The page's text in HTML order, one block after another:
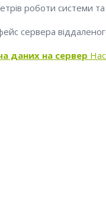
роботи системи
сервера
даних на сервер